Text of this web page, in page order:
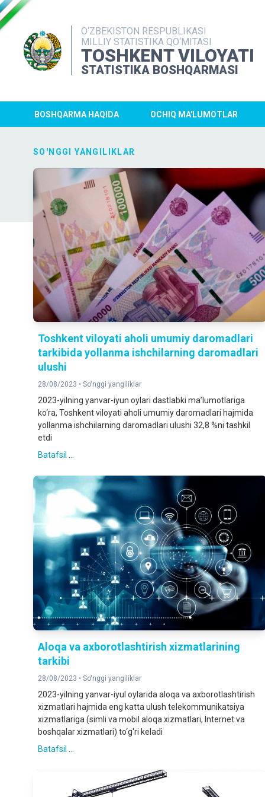
O‘ZBEKISTON RESPUBLIKASI
MILLIY STATISTIKA QO‘MITASI
TOSHKENT VILOYATI
STATISTIKA BOSHQARMASI
BOSHQARMA HAQIDA OCHIQ MA'LUMOTLAR
SO'NGGI YANGILIKLAR
Toshkent viloyati aholi umumiy daromadlari
tarkibida yollanma ishchilarning daromadlari
ulushi
28/08/2023 • So'nggi yangiliklar
2023-yilning yanvar-iyun oylari dastlabki ma’lumotlariga
ko‘ra, Toshkent viloyati aholi umumiy daromadlari hajmida
yollanma ishchilarning daromadlari ulushi 32,8 %ni tashkil
etdi
Batafsil ...
Aloqa va axborotlashtirish xizmatlarining
tarkibi
28/08/2023 • So'nggi yangiliklar
2023-yilning yanvar-iyul oylarida aloqa va axborotlashtirish
xizmatlari hajmida eng katta ulush telekommunikatsiya
xizmatlariga (simli va mobil aloqa xizmatlari, Internet va
boshqalar xizmatlari) to‘g'ri keladi
Batafsil ...